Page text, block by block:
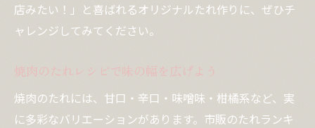
店みたい！」と喜ばれるオリジナルたれ作りに、ぜひチ
ャレンジしてみてください。
焼肉のたれレシピで味の幅を広げよう
焼肉のたれには、甘口・辛口・味噌味・柑橘系など、実
に多彩なバリエーションがあります。市販のたれランキ